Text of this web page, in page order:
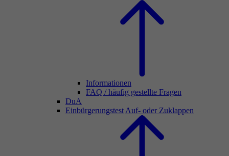
Informationen
FAQ / häufig gestellte Fragen
DuA
Einbürgerungstest Auf- oder Zuklappen